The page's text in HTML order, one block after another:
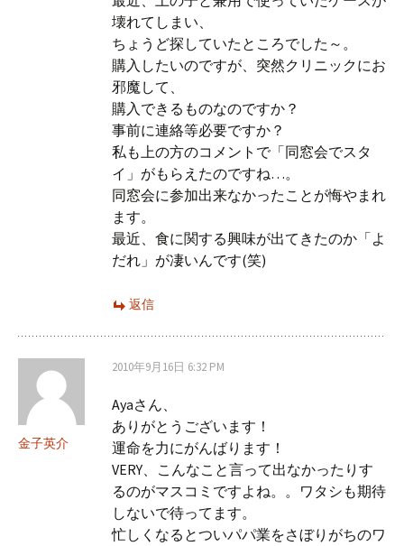
壊れてしまい、
ちょうど探していたところでした～。
購入したいのですが、突然クリニックにお
邪魔して、
購入できるものなのですか？
事前に連絡等必要ですか？
私も上の方のコメントで「同窓会でスタ
イ」がもらえたのですね…。
同窓会に参加出来なかったことが悔やまれ
ます。
最近、食に関する興味が出てきたのか「よ
だれ」が凄いんです(笑)
返信
金子英介
2010年9月16日 6:32 PM
Ayaさん、
ありがとうございます！
運命を力にがんばります！
VERY、こんなこと言って出なかったりす
るのがマスコミですよね。。ワタシも期待
しないで待ってます。
忙しくなるとついパパ業をさぼりがちのワ